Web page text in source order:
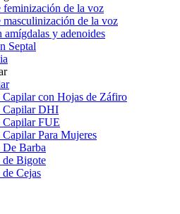
feminización de la voz
masculinización de la voz
amígdalas y adenoides
Septal
Capilar con Hojas de Záfiro
Capilar DHI
Capilar FUE
Capilar Para Mujeres
De Barba
de Bigote
de Cejas